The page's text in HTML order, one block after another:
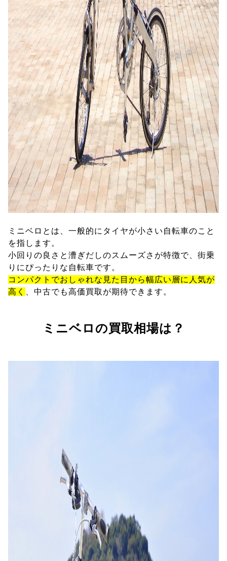
ミニベロとは、一般的にタイヤが小さい自転車のこと
を指します。
小回りの良さと漕ぎだしのスムーズさが特徴で、街乗
りにぴったりな自転車です。
コンパクトでおしゃれな見た目から幅広い層に人気が
高く
、中古でも高価買取が期待できます。
ミニベロの買取相場は？